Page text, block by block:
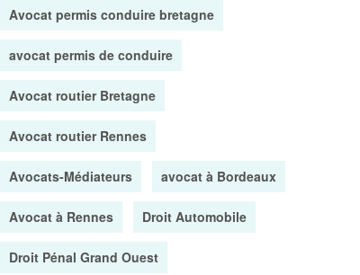
Avocat permis conduire bretagne
avocat permis de conduire
Avocat routier Bretagne
Avocat routier Rennes
Avocats-Médiateurs avocat à Bordeaux
Avocat à Rennes Droit Automobile
Droit Pénal Grand Ouest